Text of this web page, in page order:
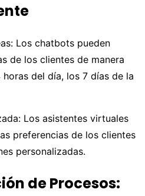
Los chatbots pueden
de los clientes de manera
del día, los 7 días de la
Los asistentes virtuales
preferencias de los clientes
personalizadas.
de Procesos: